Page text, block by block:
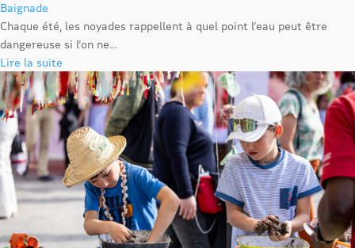
Baignade
Chaque été, les noyades rappellent à quel point l’eau peut être
dangereuse si l’on ne...
Lire la suite